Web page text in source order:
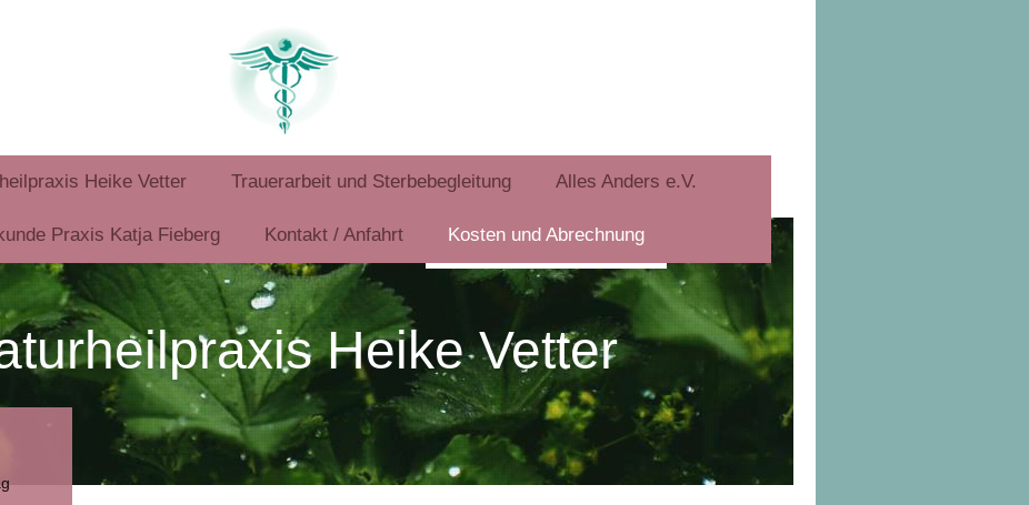
Heike Vetter Trauerarbeit und Sterbebegleitung Alles Anders e.V.
Praxis Katja Fieberg Kontakt / Anfahrt Kosten und Abrechnung
Heike Vetter